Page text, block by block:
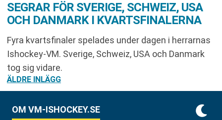
SEGRAR FÖR SVERIGE, SCHWEIZ, USA
OCH DANMARK I KVARTSFINALERNA
Fyra kvartsfinaler spelades under dagen i herrarnas
Ishockey-VM. Sverige, Schweiz, USA och Danmark
tog sig vidare.
INLÄGGSNAVIGERING
ÄLDRE INLÄGG
OM VM-ISHOCKEY.SE